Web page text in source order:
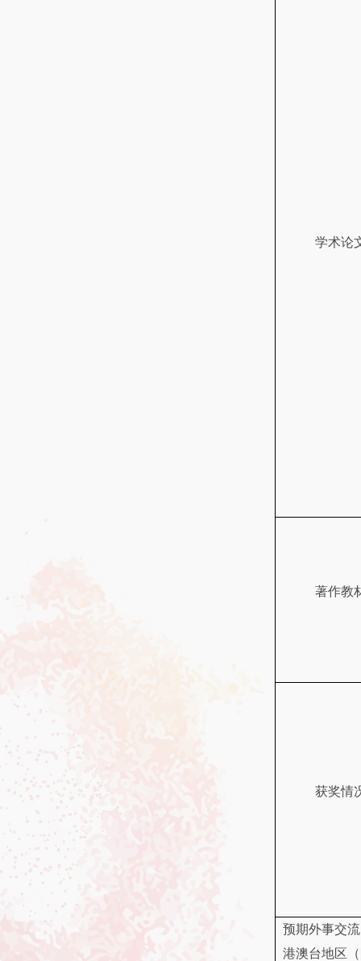
学术论
著作教
获奖情
预期外事交
港澳台地区